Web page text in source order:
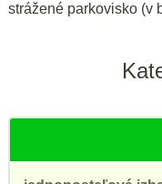
strážené parkovisko (v